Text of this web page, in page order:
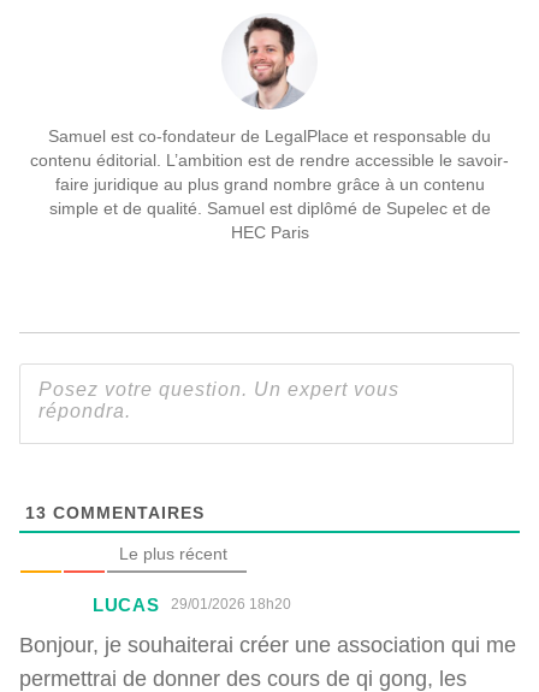
Samuel est co-fondateur de LegalPlace et responsable du
contenu éditorial. L’ambition est de rendre accessible le savoir-
faire juridique au plus grand nombre grâce à un contenu
simple et de qualité. Samuel est diplômé de Supelec et de
HEC Paris
13 COMMENTAIRES
Le plus récent
LUCAS 29/01/2026 18h20
Bonjour, je souhaiterai créer une association qui me
permettrai de donner des cours de qi gong, les